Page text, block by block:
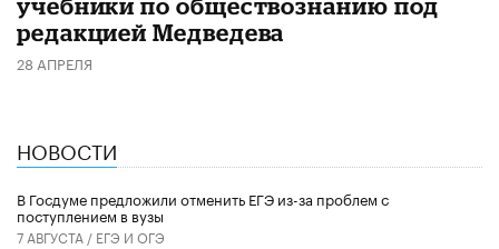
учебники по обществознанию под
редакцией Медведева
28 АПРЕЛЯ
НОВОСТИ
В Госдуме предложили отменить ЕГЭ из-за проблем с
поступлением в вузы
7 АВГУСТА / ЕГЭ И ОГЭ